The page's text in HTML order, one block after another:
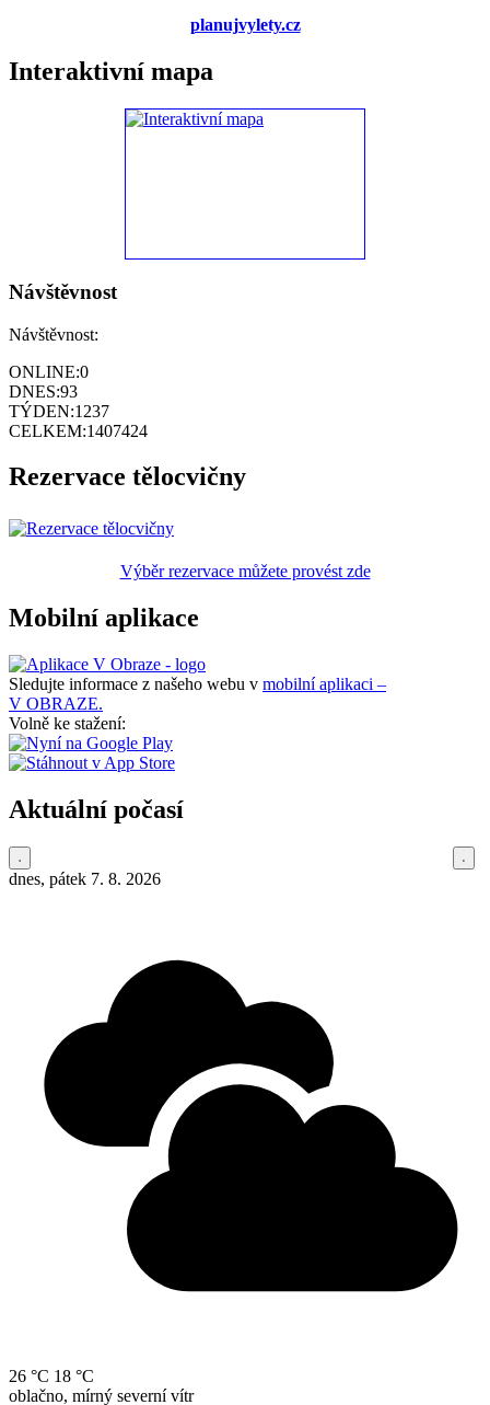
planujvylety.cz
Interaktivní mapa
Návštěvnost
Návštěvnost:
ONLINE:0
DNES:93
TÝDEN:1237
CELKEM:1407424
Rezervace tělocvičny
Výběr rezervace můžete provést zde
Mobilní aplikace
Sledujte informace z našeho webu v mobilní aplikaci –
V OBRAZE.
Volně ke stažení:
Aktuální počasí
dnes, pátek 7. 8. 2026
26 °C 18 °C
oblačno, mírný severní vítr